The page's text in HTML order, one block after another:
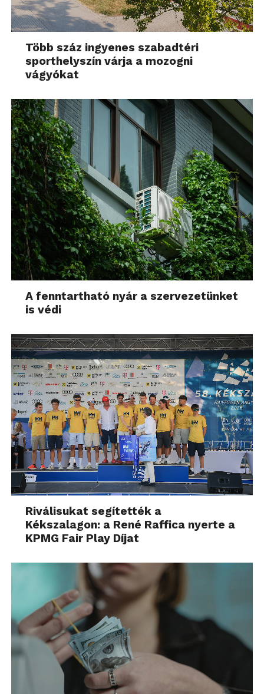
Több száz ingyenes szabadtéri
sporthelyszín várja a mozogni
vágyókat
A fenntartható nyár a szervezetünket
is védi
Riválisukat segítették a
Kékszalagon: a René Raffica nyerte a
KPMG Fair Play Díjat